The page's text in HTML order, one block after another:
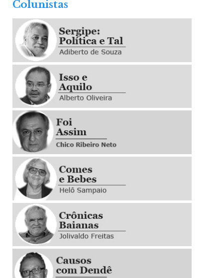
Colunistas